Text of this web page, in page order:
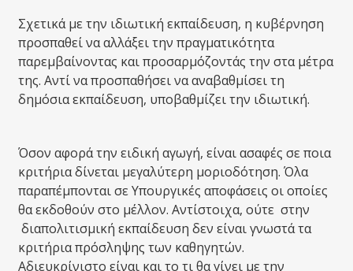
Σχετικά με την ιδιωτική εκπαίδευση, η κυβέρνηση
προσπαθεί να αλλάξει την πραγματικότητα
παρεμβαίνοντας και προσαρμόζοντάς την στα μέτρα
της. Αντί να προσπαθήσει να αναβαθμίσει τη
δημόσια εκπαίδευση, υποβαθμίζει την ιδιωτική.
Όσον αφορά την ειδική αγωγή, είναι ασαφές σε ποια
κριτήρια δίνεται μεγαλύτερη μοριοδότηση. Όλα
παραπέμπονται σε Υπουργικές αποφάσεις οι οποίες
θα εκδοθούν στο μέλλον. Αντίστοιχα, ούτε στην
διαπολιτισμική εκπαίδευση δεν είναι γνωστά τα
κριτήρια πρόσληψης των καθηγητών.
Αδιευκρίνιστο είναι και το τι θα γίνει με την